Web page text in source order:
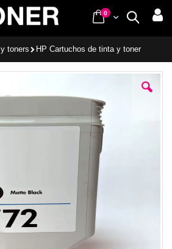
Buscar
Cart
0items
toners HP Cartuchos de tinta y toner